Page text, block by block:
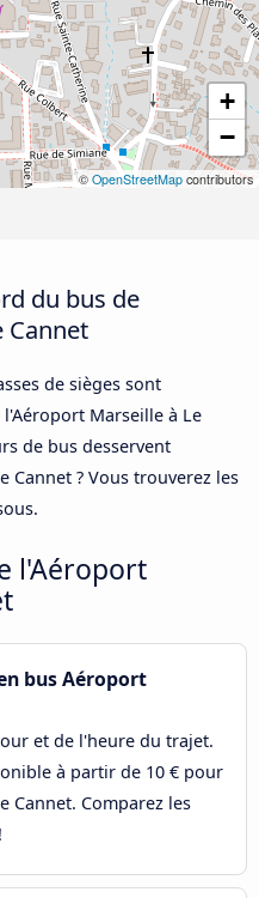
+
−
© OpenStreetMap contributors
du bus de
Cannet
de sièges sont
Marseille à Le
de bus desservent
? Vous trouverez les
l'Aéroport
bus Aéroport
et de l'heure du trajet.
à partir de 10 € pour
Cannet. Comparez les